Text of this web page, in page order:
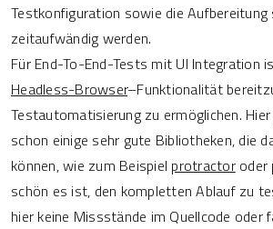
Testkonfiguration sowie die Aufbereitung
zeitaufwändig werden.
Für End-To-End-Tests mit UI Integration
Headless-Browser–Funktionalität
Testautomatisierung zu ermöglichen.
schon einige sehr gute Bibliotheken, die
können, wie zum Beispiel protractoroder
schön es ist, den kompletten Ablauf zu
hier keine Missstände im Quellcode oder